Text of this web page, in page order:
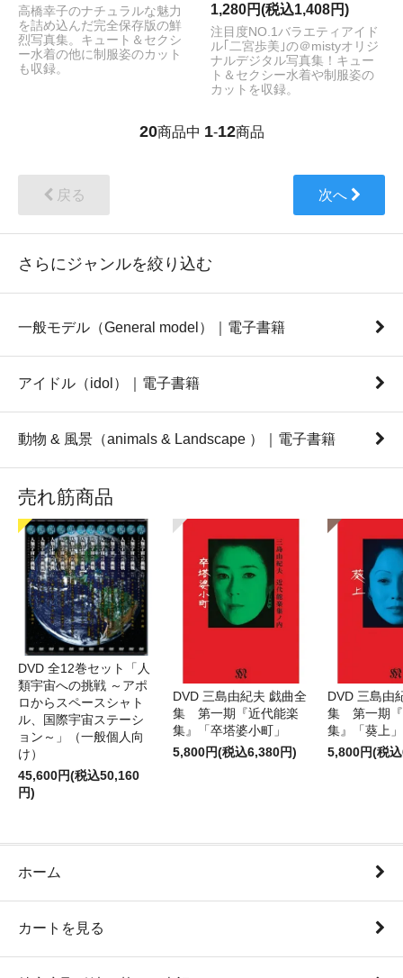
高橋幸子のナチュラルな魅力
を詰め込んだ完全保存版の鮮
烈写真集。キュート＆セクシ
ー水着の他に制服姿のカット
も収録。
1,280円(税込1,408円)
注目度NO.1バラエティアイド
ル｢二宮歩美｣の＠mistyオリジ
ナルデジタル写真集！キュー
ト＆セクシー水着や制服姿の
カットを収録。
20商品中 1-12商品
戻る 次へ
さらにジャンルを絞り込む
一般モデル（General model）｜電子書籍
アイドル（idol）｜電子書籍
動物 & 風景（animals & Landscape ）｜電子書籍
売れ筋商品
DVD 全12巻セット「人
類宇宙への挑戦 ～アポ
ロからスペースシャト
ル、国際宇宙ステーシ
ョン～」（一般個人向
け）
45,600円(税込50,160
円)
DVD 三島由紀夫 戯曲全
集 第一期『近代能楽
集』「卒塔婆小町」
5,800円(税込6,380円)
DVD 三島由
集 第一期『
集』「葵上」
5,800円(税
ホーム
カートを見る